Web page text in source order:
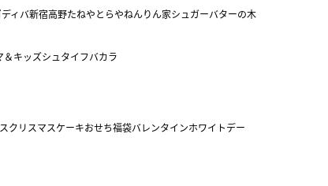
ィバ新宿高野たねやとらやねんりん家シュガーバターの木
＆キッズシュタイフバカラ
クリスマスケーキおせち福袋バレンタインホワイトデー